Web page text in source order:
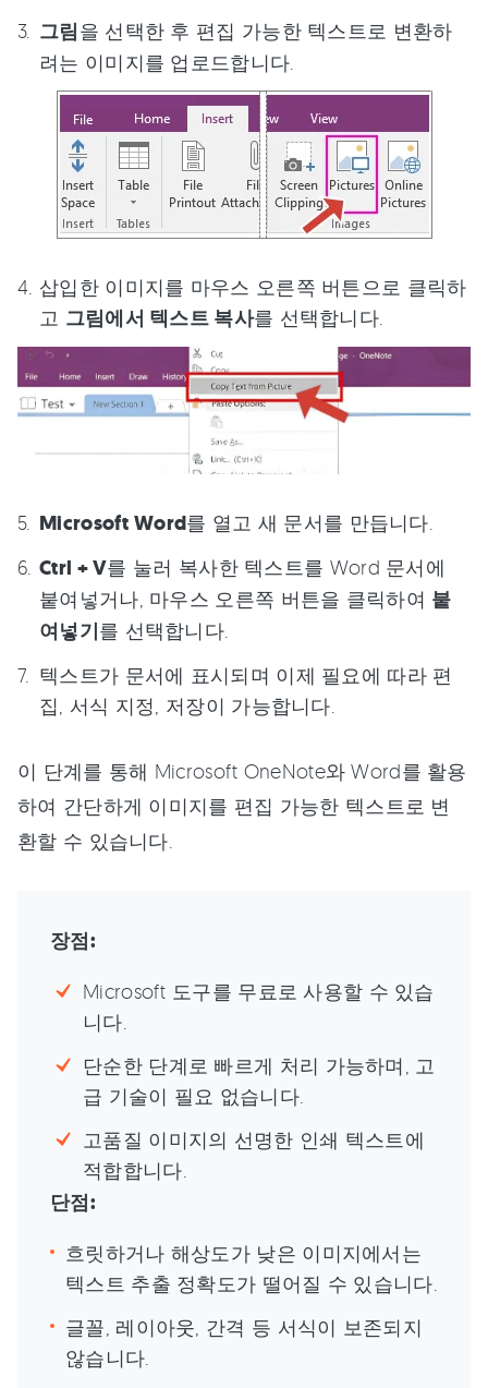
그림을 선택한 후 편집 가능한 텍스트로 변환하
려는 이미지를 업로드합니다.
삽입한 이미지를 마우스 오른쪽 버튼으로 클릭하
고 그림에서 텍스트 복사를 선택합니다.
Microsoft Word를 열고 새 문서를 만듭니다.
Ctrl + V를 눌러 복사한 텍스트를 Word 문서에
붙여넣거나, 마우스 오른쪽 버튼을 클릭하여 붙
여넣기를 선택합니다.
텍스트가 문서에 표시되며 이제 필요에 따라 편
집, 서식 지정, 저장이 가능합니다.
이 단계를 통해 Microsoft OneNote와 Word를 활용
하여 간단하게 이미지를 편집 가능한 텍스트로 변
환할 수 있습니다.
장점:
Microsoft 도구를 무료로 사용할 수 있습
니다.
단순한 단계로 빠르게 처리 가능하며, 고
급 기술이 필요 없습니다.
고품질 이미지의 선명한 인쇄 텍스트에
적합합니다.
단점:
흐릿하거나 해상도가 낮은 이미지에서는
텍스트 추출 정확도가 떨어질 수 있습니다.
글꼴, 레이아웃, 간격 등 서식이 보존되지
않습니다.